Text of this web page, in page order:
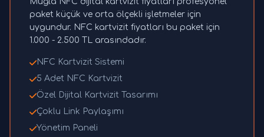
paket küçük ve orta ölçekli işletmeler için
uygundur. NFC kartvizit fiyatları bu paket için
1.000 - 2.500 TL arasındadır.
NFC Kartvizit Sistemi
5 Adet NFC Kartvizit
Özel Dijital Kartvizit Tasarımı
Çoklu Link Paylaşımı
Yönetim Paneli